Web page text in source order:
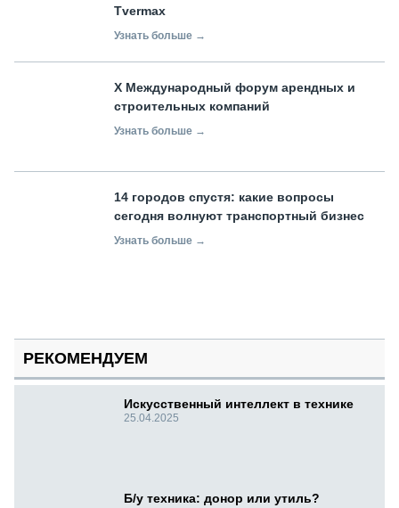
Tvermax
Узнать больше →
X Международный форум арендных и
строительных компаний
Узнать больше →
14 городов спустя: какие вопросы
сегодня волнуют транспортный бизнес
Узнать больше →
РЕКОМЕНДУЕМ
Искусственный интеллект в технике
25.04.2025
Б/у техника: донор или утиль?